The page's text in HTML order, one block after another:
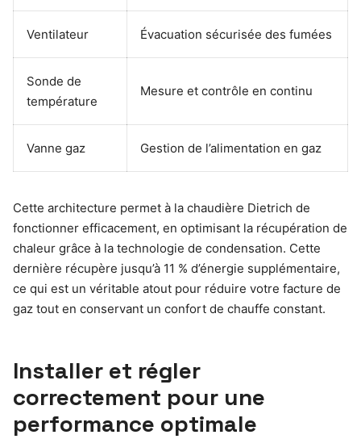
Ventilateur Évacuation sécurisée des fumées
Sonde de
température
Mesure et contrôle en continu
Vanne gaz Gestion de l’alimentation en gaz
Cette architecture permet à la chaudière Dietrich de
fonctionner efficacement, en optimisant la récupération de
chaleur grâce à la technologie de condensation. Cette
dernière récupère jusqu’à 11 % d’énergie supplémentaire,
ce qui est un véritable atout pour réduire votre facture de
gaz tout en conservant un confort de chauffe constant.
Installer et régler
correctement pour une
performance optimale